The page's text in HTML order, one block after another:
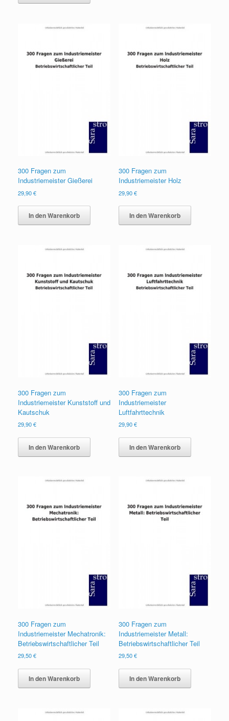
300 Fragen zum
Industriemeister Gießerei
29,90€
In den Warenkorb
300 Fragen zum
Industriemeister Holz
29,90€
In den Warenkorb
300 Fragen zum
Industriemeister Kunststoff und
Kautschuk
29,90€
In den Warenkorb
300 Fragen zum
Industriemeister
Luftfahrttechnik
29,90€
In den Warenkorb
300 Fragen zum
Industriemeister Mechatronik:
Betriebswirtschaftlicher Teil
29,50€
In den Warenkorb
300 Fragen zum
Industriemeister Metall:
Betriebswirtschaftlicher Teil
29,50€
In den Warenkorb